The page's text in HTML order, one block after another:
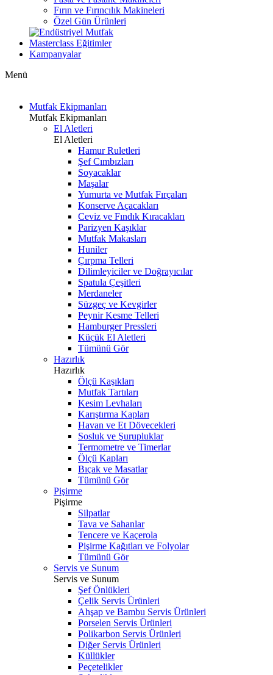
Fırın ve Fırıncılık Makineleri
Özel Gün Ürünleri
Masterclass Eğitimler
Kampanyalar
Menü
Mutfak Ekipmanları
Mutfak Ekipmanları
El Aletleri
El Aletleri
Hamur Ruletleri
Şef Cımbızları
Soyacaklar
Maşalar
Yumurta ve Mutfak Fırçaları
Konserve Açacakları
Ceviz ve Fındık Kıracakları
Parizyen Kaşıklar
Mutfak Makasları
Huniler
Çırpma Telleri
Dilimleyiciler ve Doğrayıcılar
Spatula Çeşitleri
Merdaneler
Süzgeç ve Kevgirler
Peynir Kesme Telleri
Hamburger Pressleri
Küçük El Aletleri
Tümünü Gör
Hazırlık
Hazırlık
Ölçü Kaşıkları
Mutfak Tartıları
Kesim Levhaları
Karıştırma Kapları
Havan ve Et Dövecekleri
Sosluk ve Şurupluklar
Termometre ve Timerlar
Ölçü Kapları
Bıçak ve Masatlar
Tümünü Gör
Pişirme
Pişirme
Silpatlar
Tava ve Sahanlar
Tencere ve Kaçerola
Pişirme Kağıtları ve Folyolar
Tümünü Gör
Servis ve Sunum
Servis ve Sunum
Şef Önlükleri
Çelik Servis Ürünleri
Ahşap ve Bambu Servis Ürünleri
Porselen Servis Ürünleri
Polikarbon Servis Ürünleri
Diğer Servis Ürünleri
Küllükler
Peçetelikler